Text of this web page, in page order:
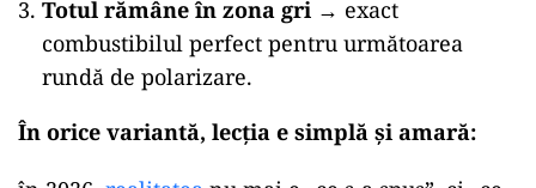
Totul rămâne în zona gri → exact
combustibilul perfect pentru următoarea
rundă de polarizare.
În orice variantă, lecția e simplă și amară: